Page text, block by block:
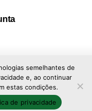
reservados ao
semelhantes de
e, ao continuar
estas condições.
de privacidade